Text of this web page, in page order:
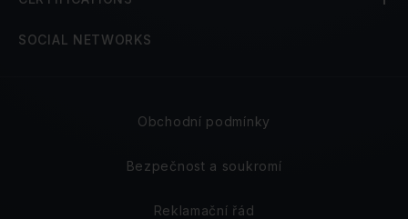
SOCIAL NETWORKS
Obchodní podmínky
Bezpečnost a soukromí
Reklamační řád